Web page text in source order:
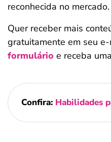
reconhecida no mercado.
Quer receber mais
gratuitamente em seu
formulário e receba
Confira: Habilidades